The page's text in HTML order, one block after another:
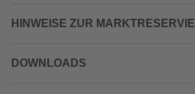
HINWEISE ZUR
DOWNLOADS